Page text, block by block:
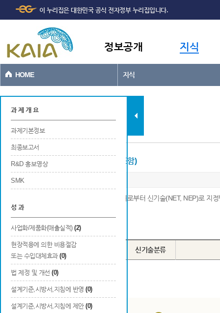
본문바로가기
이 누리집은 대한민국 공식 전자정부 누리집입니다.
정보공개 지식
HOME 지식
과제현황
과 제 개 요
과제기본정보
최종보고서
R&D 홍보영상
SMK
성 과
사업화/제품화(매출실적) (2)
현장적용에 의한 비용절감
또는 수입대체효과 (0)
법 제정 및 개선 (0)
설계기준,시방서,지침에 반영 (0)
설계기준,시방서,지침에 제안 (0)
신기술 지정 (제품인증, 품질인증 등 포함)
※ 연구개발 결과에 대하여 각 신기술 지정부처로부터 신기술(NET, NEP)로 지
Total0건
번호 구분 신기술분류